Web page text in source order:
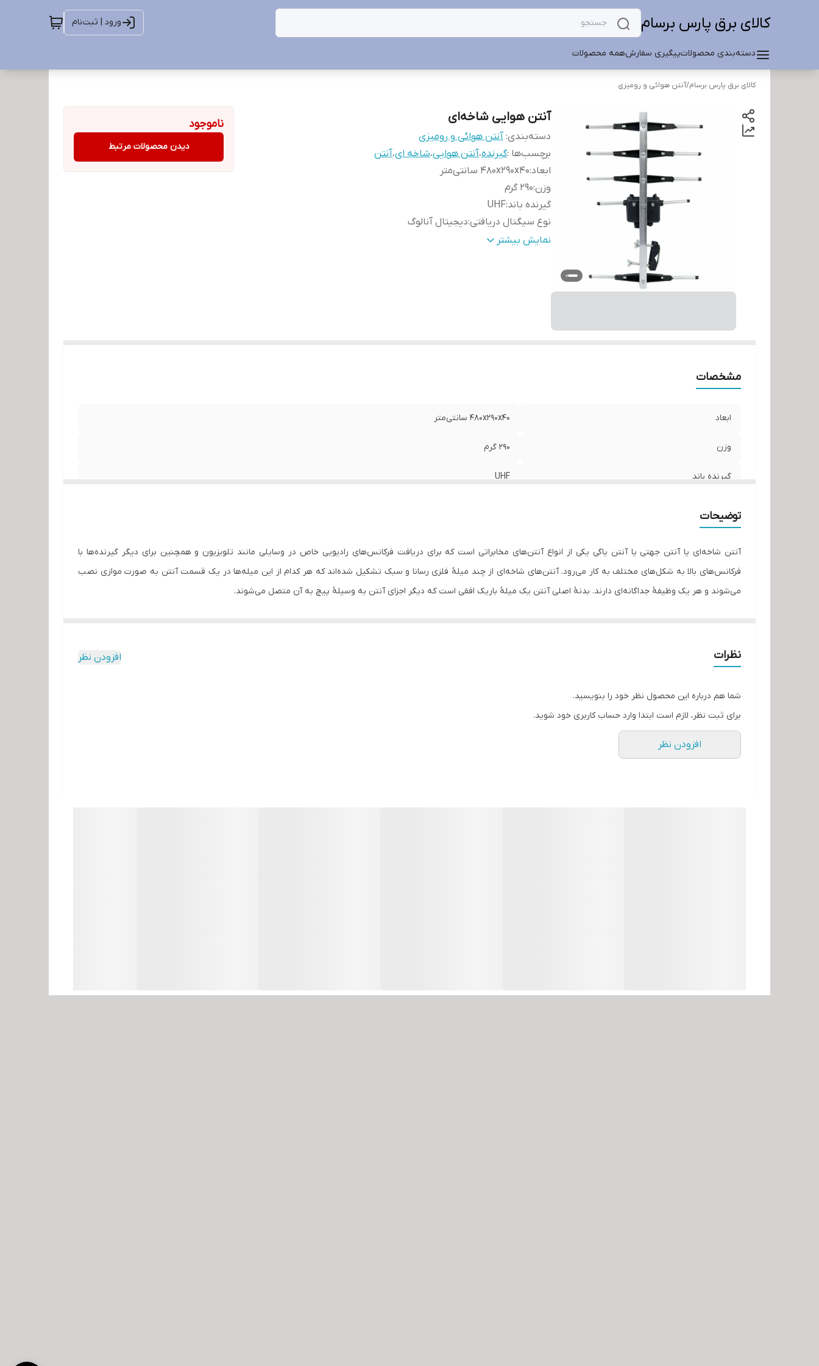
کالای برق پارس برسام ورود | ثبت‌نام
دسته‌بندی محصولاتپیگیری سفارشهمه محصولات
کالای برق پارس برسام/آنتن هوائی و رومیزی
آنتن هوایی شاخه‌ای
دسته‌بندی: آنتن هوائی و رومیزی
برچسب‌ها :گیرنده،آنتن هوایی،شاخه ای،آنتن
ابعاد:۴۸۰x۲۹۰x۴۰ سانتی‌متر
وزن:۲۹۰ گرم
گیرنده باند:
UHF
نوع سیگنال دریافتی:دیجیتال آنالوگ
جنس بدنه:آلومینیومنمایش بیشتر
ناموجود
دیدن محصولات مرتبط
مشخصات
ابعاد ۴۸۰x۲۹۰x۴۰ سانتی‌متر
وزن ۲۹۰ گرم
گیرنده باند UHF
کابل کابل کواکسیال
توضیحات
آنتن شاخه‌ای یا آنتن جهتی یا آنتن یاگی یکی از انواع آنتن‌های مخابراتی است که برای دریافت فرکانس‌های رادیویی خاص در وسایلی مانند تلویزیون و همچنین برای دیگر گیرنده‌ها با
فرکانس‌های بالا به شکل‌های مختلف به کار می‌رود. آنتن‌های شاخه‌ای از چند میلهٔ فلزی رسانا و سبک تشکیل شده‌اند که هر کدام از این میله‌ها در یک قسمت آنتن به صورت موازی نصب
می‌شوند و هر یک وظیفهٔ جداگانه‌ای دارند. بدنهٔ اصلی آنتن یک میلهٔ باریک افقی است که دیگر اجزای آنتن به وسیلهٔ پیچ به آن متصل می‌شوند.
نظرات افزودن نظر
شما هم درباره این محصول نظر خود را بنویسید.
برای ثبت نظر، لازم است ابتدا وارد حساب کاربری خود شوید.
افزودن نظر